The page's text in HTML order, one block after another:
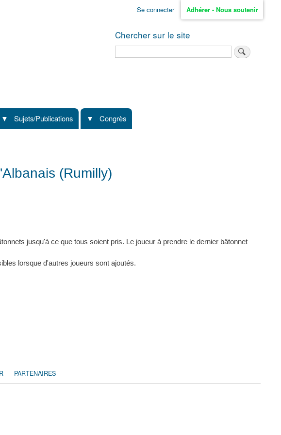
Se connecter Adhérer - Nous soutenir
Chercher sur le site
Sujets/Publications Congrès
(Rumilly)
jusqu'à ce que tous soient pris. Le joueur à prendre le dernier bâtonnet
lorsque d'autres joueurs sont ajoutés.
PARTENAIRES